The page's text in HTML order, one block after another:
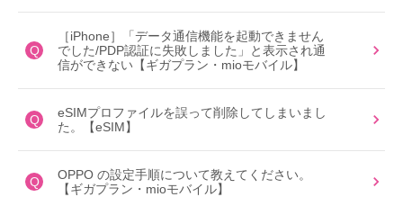
Q
［iPhone］「データ通信機能を起動できません
でした/PDP認証に失敗しました」と表示され通
信ができない【ギガプラン・mioモバイル】
Q
eSIMプロファイルを誤って削除してしまいまし
た。【eSIM】
Q
OPPO の設定手順について教えてください。
【ギガプラン・mioモバイル】